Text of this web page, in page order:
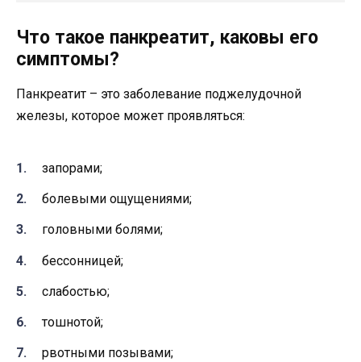
Что такое панкреатит, каковы его
симптомы?
Панкреатит – это заболевание поджелудочной
железы, которое может проявляться:
запорами;
болевыми ощущениями;
головными болями;
бессонницей;
слабостью;
тошнотой;
рвотными позывами;